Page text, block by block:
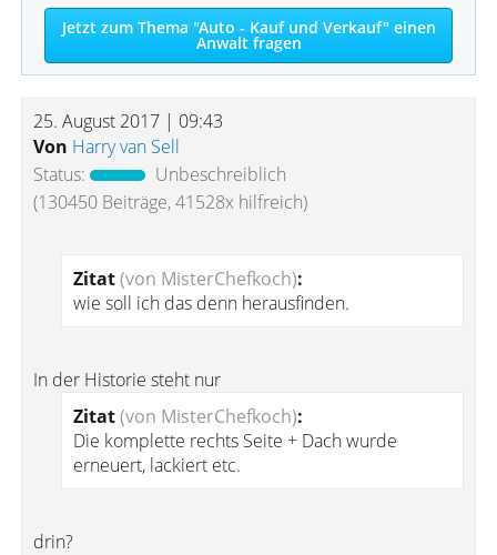
Jetzt zum Thema "Auto - Kauf und Verkauf" einen
Anwalt fragen
25. August 2017 | 09:43
Von Harry van Sell
Status:
Unbeschreiblich
(130450 Beiträge, 41528x hilfreich)
Zitat(von MisterChefkoch):
wie soll ich das denn herausfinden.
In der Historie steht nur
Zitat(von MisterChefkoch):
Die komplette rechts Seite + Dach wurde
erneuert, lackiert etc.
drin?